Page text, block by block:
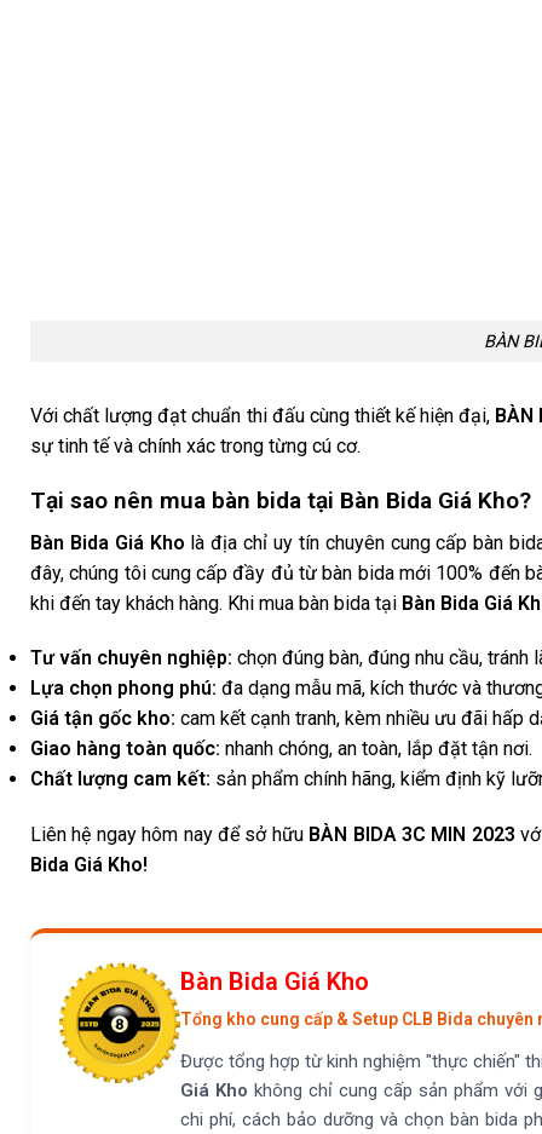
BÀN
Với chất lượng đạt chuẩn thi đấu cùng thiết kế hiện đại, BÀN
sự tinh tế và chính xác trong từng cú cơ.
Tại sao nên mua bàn bida tại Bàn Bida Giá Kho?
Bàn Bida Giá Kho là địa chỉ uy tín chuyên cung cấp bàn
đây, chúng tôi cung cấp đầy đủ từ bàn bida mới 100% đến
khi đến tay khách hàng. Khi mua bàn bida tại Bàn Bida Giá
Tư vấn chuyên nghiệp: chọn đúng bàn, đúng nhu cầu, tránh
Lựa chọn phong phú: đa dạng mẫu mã, kích thước và
Giá tận gốc kho: cam kết cạnh tranh, kèm nhiều ưu đãi hấp
Giao hàng toàn quốc: nhanh chóng, an toàn, lắp đặt tận nơi.
Chất lượng cam kết: sản phẩm chính hãng, kiểm định kỹ
Liên hệ ngay hôm nay để sở hữu BÀN BIDA 3C MIN 2023
Bida Giá Kho!
Bàn Bida Giá Kho
Tổng kho cung cấp & Setup CLB Bida chuyên
Được tổng hợp từ kinh nghiệm "thực chiến"
Giá Kho không chỉ cung cấp sản phẩm với
chi phí, cách bảo dưỡng và chọn bàn bida